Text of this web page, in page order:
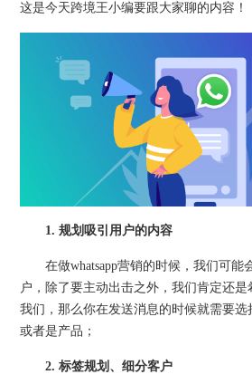
这是今天跨境王小编要跟大家聊的内容！
1. 规划吸引用户的内容
在做whatsapp营销的时候，我们可能
户，除了要主动出击之外，我们肯定还
我们，那么你在发送消息的时候就需要选
或者是产品；
2. 标签规划、细分客户